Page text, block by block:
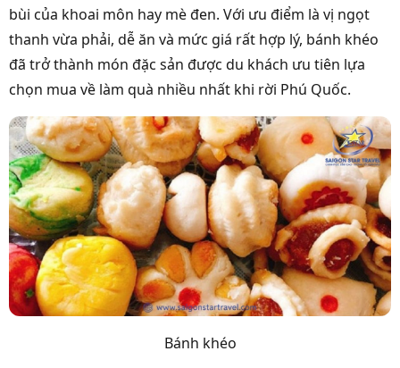
bùi của khoai môn hay mè đen. Với ưu điểm là vị ngọt
thanh vừa phải, dễ ăn và mức giá rất hợp lý, bánh khéo
đã trở thành món đặc sản được du khách ưu tiên lựa
chọn mua về làm quà nhiều nhất khi rời Phú Quốc.
Bánh khéo